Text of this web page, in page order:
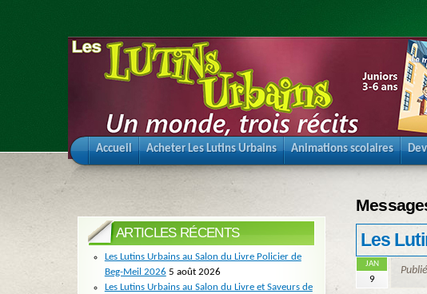
Accueil Acheter Les Lutins Urbains Animations scolaires
Les
JAN
9
ARTICLES RÉCENTS
Les Lutins Urbains au Salon du Livre Policier de
Beg-Meil 2026 5 août 2026
Les Lutins Urbains au Salon du Livre et Saveurs de